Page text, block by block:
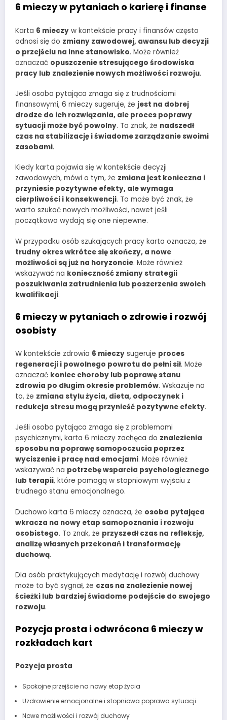
6 mieczy w pytaniach o karierę i finanse
Karta 6 mieczy w kontekście pracy i finansów często
odnosi się do zmiany zawodowej, awansu lub decyzji
o przejściu na inne stanowisko. Może również
oznaczać opuszczenie stresującego środowiska
pracy lub znalezienie nowych możliwości rozwoju.
Jeśli osoba pytająca zmaga się z trudnościami
finansowymi, 6 mieczy sugeruje, że jest na dobrej
drodze do ich rozwiązania, ale proces poprawy
sytuacji może być powolny. To znak, że nadszedł
czas na stabilizację i świadome zarządzanie swoimi
zasobami.
Kiedy karta pojawia się w kontekście decyzji
zawodowych, mówi o tym, że zmiana jest konieczna i
przyniesie pozytywne efekty, ale wymaga
cierpliwości i konsekwencji. To może być znak, że
warto szukać nowych możliwości, nawet jeśli
początkowo wydają się one niepewne.
W przypadku osób szukających pracy karta oznacza, że
trudny okres wkrótce się skończy, a nowe
możliwości są już na horyzoncie. Może również
wskazywać na konieczność zmiany strategii
poszukiwania zatrudnienia lub poszerzenia swoich
kwalifikacji.
6 mieczy w pytaniach o zdrowie i rozwój
osobisty
W kontekście zdrowia 6 mieczy sugeruje proces
regeneracji i powolnego powrotu do pełni sił. Może
oznaczać koniec choroby lub poprawę stanu
zdrowia po długim okresie problemów. Wskazuje na
to, że zmiana stylu życia, dieta, odpoczynek i
redukcja stresu mogą przynieść pozytywne efekty.
Jeśli osoba pytająca zmaga się z problemami
psychicznymi, karta 6 mieczy zachęca do znalezienia
sposobu na poprawę samopoczucia poprzez
wyciszenie i pracę nad emocjami. Może również
wskazywać na potrzebę wsparcia psychologicznego
lub terapii, które pomogą w stopniowym wyjściu z
trudnego stanu emocjonalnego.
Duchowo karta 6 mieczy oznacza, że osoba pytająca
wkracza na nowy etap samopoznania i rozwoju
osobistego. To znak, że przyszedł czas na refleksję,
analizę własnych przekonań i transformację
duchową.
Dla osób praktykujących medytację i rozwój duchowy
może to być sygnał, że czas na znalezienie nowej
ścieżki lub bardziej świadome podejście do swojego
rozwoju.
Pozycja prosta i odwrócona 6 mieczy w
rozkładach kart
Pozycja prosta
Spokojne przejście na nowy etap życia
Uzdrowienie emocjonalne i stopniowa poprawa sytuacji
Nowe możliwości i rozwój duchowy